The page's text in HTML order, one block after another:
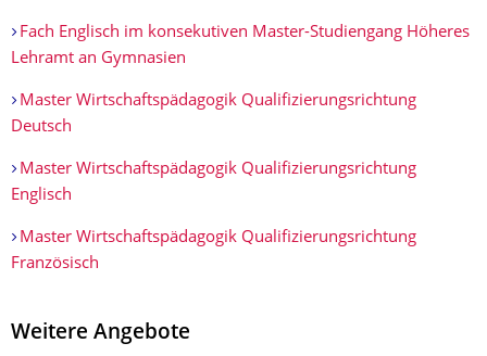
Fach Englisch im konsekutiven Master-Studiengang Höheres
Lehramt an Gymnasien
Master Wirtschaftspädagogik Qualifizierungsrichtung
Deutsch
Master Wirtschaftspädagogik Qualifizierungsrichtung
Englisch
Master Wirtschaftspädagogik Qualifizierungsrichtung
Französisch
Weitere Angebote